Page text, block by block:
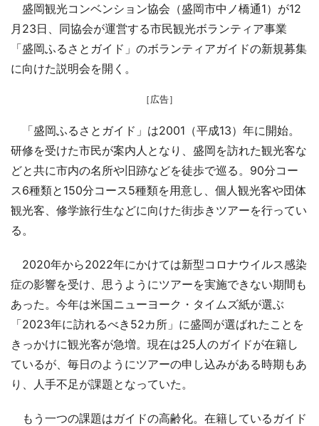
盛岡観光コンベンション協会（盛岡市中ノ橋通1）が12
月23日、同協会が運営する市民観光ボランティア事業
「盛岡ふるさとガイド」のボランティアガイドの新規募集
に向けた説明会を開く。
［広告］
「盛岡ふるさとガイド」は2001（平成13）年に開始。
研修を受けた市民が案内人となり、盛岡を訪れた観光客な
どと共に市内の名所や旧跡などを徒歩で巡る。90分コー
ス6種類と150分コース5種類を用意し、個人観光客や団体
観光客、修学旅行生などに向けた街歩きツアーを行ってい
る。
2020年から2022年にかけては新型コロナウイルス感染
症の影響を受け、思うようにツアーを実施できない期間も
あった。今年は米国ニューヨーク・タイムズ紙が選ぶ
「2023年に訪れるべき52カ所」に盛岡が選ばれたことを
きっかけに観光客が急増。現在は25人のガイドが在籍し
ているが、毎日のようにツアーの申し込みがある時期もあ
り、人手不足が課題となっていた。
もう一つの課題はガイドの高齢化。在籍しているガイド